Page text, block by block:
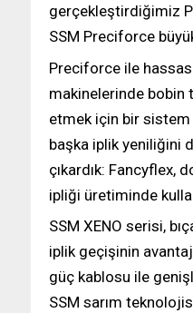
gerçekleştirdiğimiz
SSM Preciforce
Preciforce ile hassas
makinelerinde bobin
etmek için bir sistem
başka iplik yeniliğini
çıkardık: Fancyflex,
ipliği üretiminde
SSM XENO serisi,
iplik geçişinin
güç kablosu ile
SSM sarım